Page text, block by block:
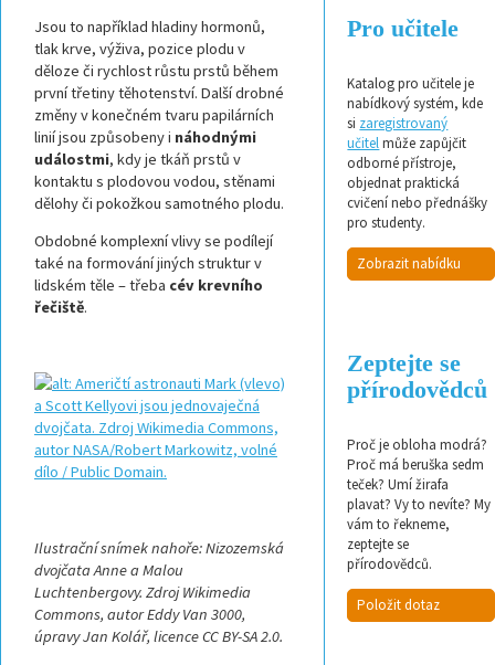
Jsou to například hladiny hormonů,
tlak krve, výživa, pozice plodu v
děloze či rychlost růstu prstů během
první třetiny těhotenství. Další drobné
změny v konečném tvaru papilárních
linií jsou způsobeny i náhodnými
událostmi, kdy je tkáň prstů v
kontaktu s plodovou vodou, stěnami
dělohy či pokožkou samotného plodu.
Obdobné komplexní vlivy se podílejí
také na formování jiných struktur v
lidském těle – třeba cév krevního
řečiště.
Ilustrační snímek nahoře: Nizozemská
dvojčata Anne a Malou
Luchtenbergovy. Zdroj Wikimedia
Commons, autor Eddy Van 3000,
úpravy Jan Kolář, licence CC BY-SA 2.0.
Pro učitele
Katalog pro učitele je
nabídkový systém, kde
si zaregistrovaný
učitelmůže zapůjčit
odborné přístroje,
objednat praktická
cvičení nebo přednášky
pro studenty.
Zobrazit nabídku
Zeptejte se
přírodovědců
Proč je obloha modrá?
Proč má beruška sedm
teček? Umí žirafa
plavat? Vy to nevíte? My
vám to řekneme,
zeptejte se
přírodovědců.
Položit dotaz